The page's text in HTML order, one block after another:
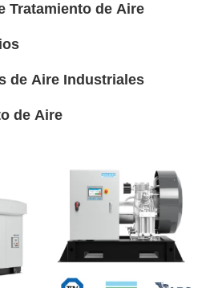
Tratamiento de Aire
de Aire Industriales
de Aire